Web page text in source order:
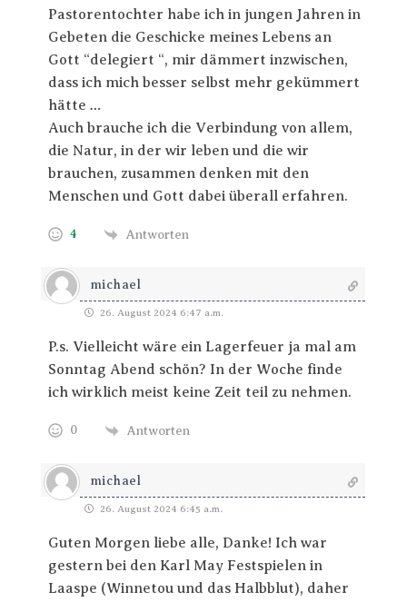
Pastorentochter habe ich in jungen Jahren in
Gebeten die Geschicke meines Lebens an
Gott “delegiert “, mir dämmert inzwischen,
dass ich mich besser selbst mehr gekümmert
hätte …
Auch brauche ich die Verbindung von allem,
die Natur, in der wir leben und die wir
brauchen, zusammen denken mit den
Menschen und Gott dabei überall erfahren.
4 Antworten
michael
26. August 2024 6:47 a.m.
P.s. Vielleicht wäre ein Lagerfeuer ja mal am
Sonntag Abend schön? In der Woche finde
ich wirklich meist keine Zeit teil zu nehmen.
0 Antworten
michael
26. August 2024 6:45 a.m.
Guten Morgen liebe alle, Danke! Ich war
gestern bei den Karl May Festspielen in
Laaspe (Winnetou und das Halbblut), daher